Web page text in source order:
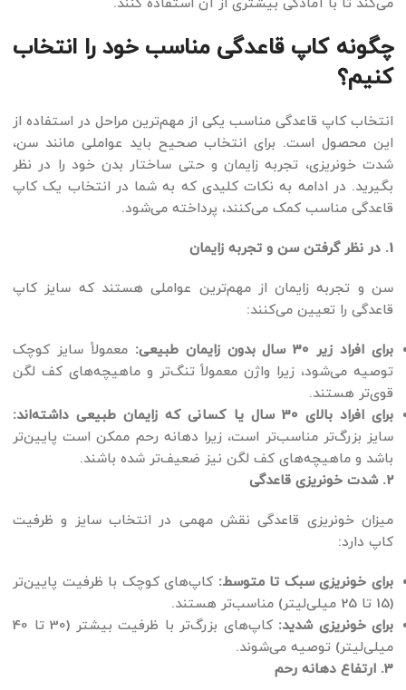
می‌کند تا با آمادگی بیشتری از آن استفاده کنند.
چگونه کاپ قاعدگی مناسب خود را انتخاب
کنیم؟
انتخاب کاپ قاعدگی مناسب یکی از مهم‌ترین مراحل در استفاده از
این محصول است. برای انتخاب صحیح باید عواملی مانند سن،
شدت خونریزی، تجربه زایمان و حتی ساختار بدن خود را در نظر
بگیرید. در ادامه به نکات کلیدی که به شما در انتخاب یک کاپ
قاعدگی مناسب کمک می‌کنند، پرداخته می‌شود.
1. در نظر گرفتن سن و تجربه زایمان
سن و تجربه زایمان از مهم‌ترین عواملی هستند که سایز کاپ
قاعدگی را تعیین می‌کنند:
برای افراد زیر 30 سال بدون زایمان طبیعی:
معمولاً سایز کوچک
توصیه می‌شود، زیرا واژن معمولاً تنگ‌تر و ماهیچه‌های کف لگن
قوی‌تر هستند.
برای افراد بالای 30 سال یا کسانی که زایمان طبیعی داشته‌اند:
سایز بزرگ‌تر مناسب‌تر است، زیرا دهانه رحم ممکن است پایین‌تر
باشد و ماهیچه‌های کف لگن نیز ضعیف‌تر شده باشند.
2. شدت خونریزی قاعدگی
میزان خونریزی قاعدگی نقش مهمی در انتخاب سایز و ظرفیت
کاپ دارد:
برای خونریزی سبک تا متوسط: کاپ‌های کوچک با ظرفیت پایین‌تر
(15 تا 25 میلی‌لیتر) مناسب‌تر هستند.
برای خونریزی شدید:
کاپ‌های بزرگ‌تر با ظرفیت بیشتر (30 تا 40
میلی‌لیتر) توصیه می‌شوند.
3. ارتفاع دهانه رحم